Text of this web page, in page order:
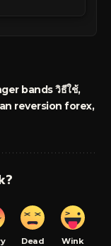
bands วิธีใช้
reversion forex
Dead Wink